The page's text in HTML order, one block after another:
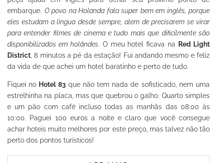
embarque. O povo na Holanda fala super bem em inglês, porque
eles estudam a lingua desde sempre, alem de precisarem se virar
para entender filmes de cinema e tudo mais que dificilmente são
disponibilizados em holândes. O meu hotel ficava na
Red Light
District , 8 minutos a pé da estação! Fui andando mesmo e feliz
da vida de que achei um hotel baratinho e perto de tudo.
Fiquei no Hotel 83que não tem nada de sofisticado, nem uma
estrelhinha na placa, mas que quebrou o galho. Quarto simples
e um pão com café incluso todas as manhãs das 08:00 às
10:00. Paguei 100 euros a noite e claro que você consegue
achar hoteis muito melhores por este preço, mas talvez não tão
perto dos pontos turisticos!